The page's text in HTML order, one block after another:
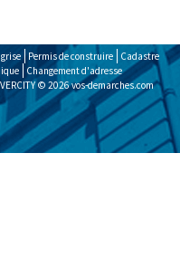
Permis de construire
Cadastre
Changement d'adresse
© 2026vos-demarches.com